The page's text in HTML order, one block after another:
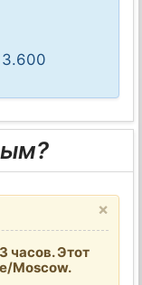
3.600
×
часов. Этот
Moscow.